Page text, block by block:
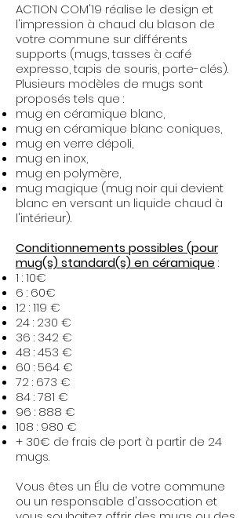
ACTION COM'19 réalise le design et
l'impression à chaud du blason de
votre commune sur différents
supports (mugs, tasses à café
expresso, tapis de souris, porte-clés).
Plusieurs modèles de mugs sont
proposés tels que :
mug en céramique blanc,
mug en céramique blanc coniques,
mug en verre dépoli,
mug en inox,
mug en polymère,
mug magique (mug noir qui devient
blanc en versant un liquide chaud à
l'intérieur).​
Conditionnements possibles (pour
mug(s) standard(s) en céramique :
1 : 10€
6 : 60€
12 : 119 €
24 : 230 €
36 : 342 €
48 : 453 €
60 : 564 €
72 : 673 €
84 : 781 €
96 : 888 €
108 : 980 €
+ 30€ de frais de port à partir de 24
mugs.
Vous êtes un Élu de votre commune
ou un responsable d'assocation et